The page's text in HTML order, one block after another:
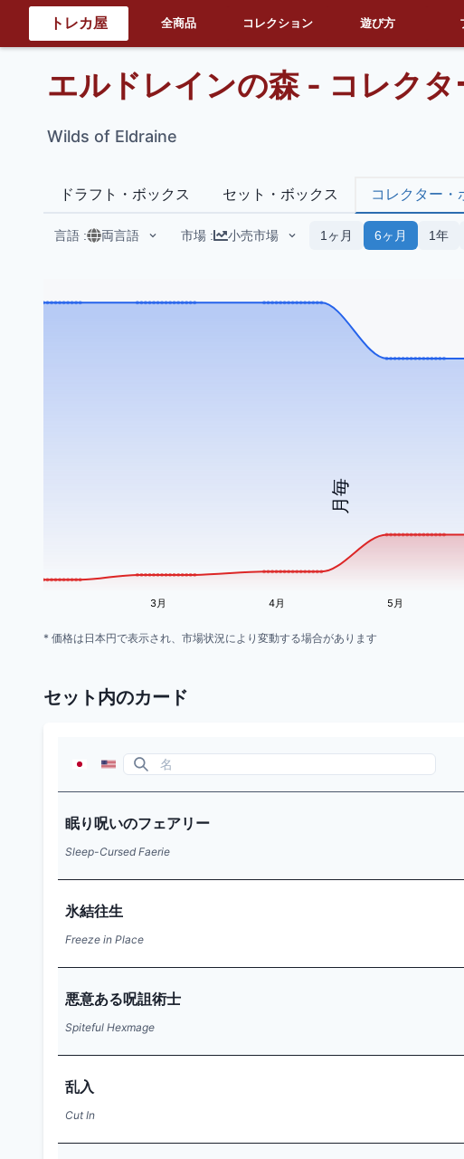
トレカ屋 全商品 コレクション 遊び方
エルドレインの森 - コレクタ
Wilds of Eldraine
ドラフト・ボックス セット・ボックス コレクター・
言語 : 両言語 市場 : 小売市場 1ヶ月 6ヶ月 1年
月毎
3月 4月 5月
* 価格は日本円で表示され、市場状況により変動する場合があります
セット内のカード
眠り呪いのフェアリー
Sleep-Cursed Faerie
氷結往生
Freeze in Place
悪意ある呪詛術士
Spiteful Hexmage
乱入
Cut In